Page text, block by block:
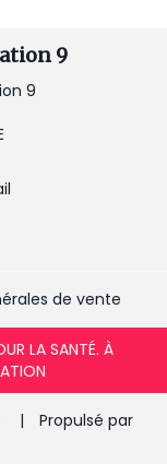
9
9
de vente
LA SANTÉ. À
| Propulsé par